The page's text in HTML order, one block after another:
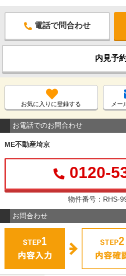
電話で問合わせ
内見予
お気に入りに登録する メー
お電話でのお問合わせ
ME不動産埼京
0120-
物件番号：RHS-
お問合わせ